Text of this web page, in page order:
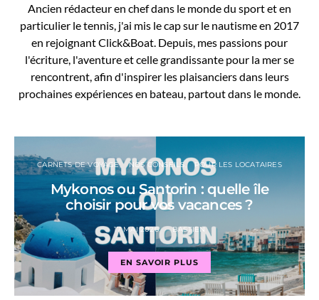
Ancien rédacteur en chef dans le monde du sport et en
particulier le tennis, j'ai mis le cap sur le nautisme en 2017
en rejoignant Click&Boat. Depuis, mes passions pour
l'écriture, l'aventure et celle grandissante pour la mer se
rencontrent, afin d'inspirer les plaisanciers dans leurs
prochaines expériences en bateau, partout dans le monde.
CARNETS DE VOYAGE NOS CONSEILS POUR LES LOCATAIRES
Mykonos ou Santorin : quelle île
choisir pour vos vacances ?
17 MAI 2026 BASTIEN
EN SAVOIR PLUS